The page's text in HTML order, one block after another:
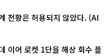
천황은 허용되지 않았다. (AI
이어 로켓 1단을 해상 회수 플